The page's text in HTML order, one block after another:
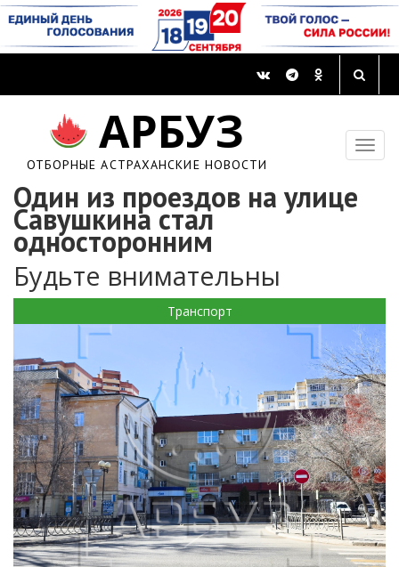
АРБУЗ
ОТБОРНЫЕ АСТРАХАНСКИЕ НОВОСТИ
Один из проездов на улице
Савушкина стал
односторонним
Будьте внимательны
Транспорт